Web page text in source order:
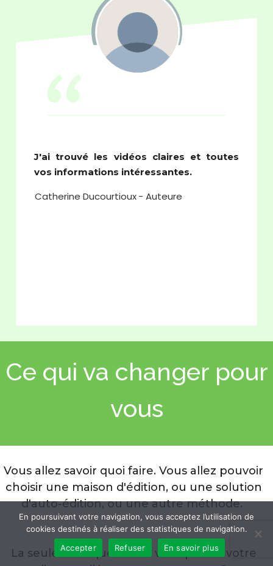
“
J'ai trouvé les vidéos claires et toutes
vos informations intéressantes.
Catherine Ducourtioux- Auteure
Ce qui va changer pour
vous
Vous allez savoir quoi faire. Vous allez pouvoir
choisir une maison d'édition, ou une solution
d'auto-édition, ou une autre méthode.
La seule vraie question à vous poser : votre
En poursuivant votre navigation, vous acceptez l’utilisation de
cookies destinés à réaliser des statistiques de navigation.
Accepter
Refuser En savoir plus